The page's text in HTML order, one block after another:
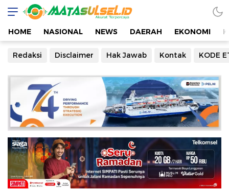
HOME NASIONAL NEWS DAERAH EKONOMI
Redaksi Disclaimer Hak Jawab Kontak KODE